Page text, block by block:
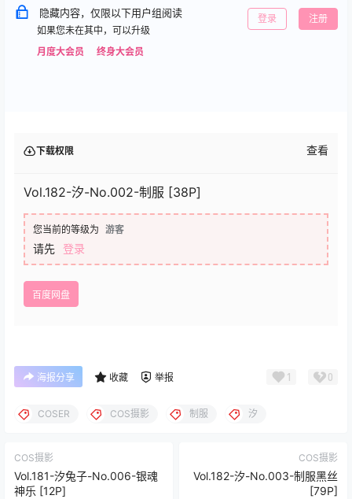
隐藏内容，仅限以下用户组阅读
如果您未在其中，可以升级
月度大会员
终身大会员
登录 注册
下载权限 查看
Vol.182-汐-No.002-制服 [38P]
您当前的等级为 游客
请先 登录
百度网盘
海报分享 收藏 举报 1 0
COSER COS摄影 制服 汐
COS摄影
Vol.181-汐兔子-No.006-银魂
神乐 [12P]
COS摄影
Vol.182-汐-No.003-制服黑丝
[79P]